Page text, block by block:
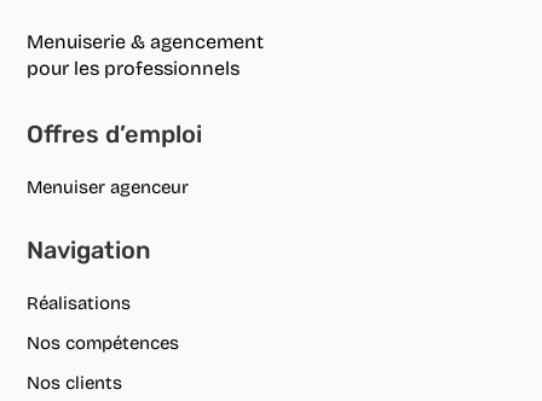
Menuiserie & agencement
pour les professionnels
Offres d’emploi
Menuiser agenceur
Navigation
Réalisations
Nos compétences
Nos clients